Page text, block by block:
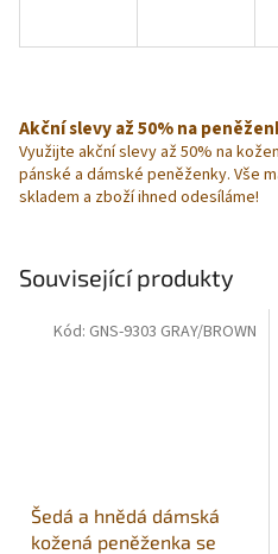
Akční slevy až 50% na
Využijte akční slevy až 50% na
pánské a dámské peněženky. Vše
skladem a zboží ihned odesíláme!
Související produkty
Šedá a hnědá dámská
kožená peněženka se
Kód: GNS-9303 GRAY/BROWN